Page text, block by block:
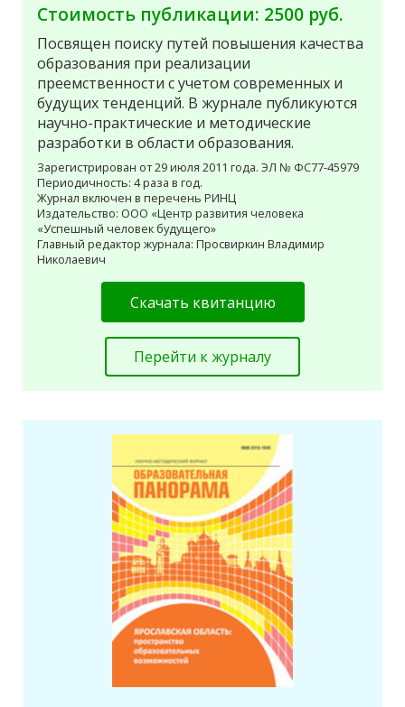
Стоимость публикации: 2500 руб.
Посвящен поиску путей повышения качества
образования при реализации
преемственности с учетом современных и
будущих тенденций. В журнале публикуются
научно-практические и методические
разработки в области образования.
Зарегистрирован от 29 июля 2011 года. ЭЛ № ФС77-45979
Периодичность: 4 раза в год.
Журнал включен в перечень РИНЦ
Издательство: ООО «Центр развития человека
«Успешный человек будущего»
Главный редактор журнала: Просвиркин Владимир
Николаевич
Скачать квитанцию
Перейти к журналу